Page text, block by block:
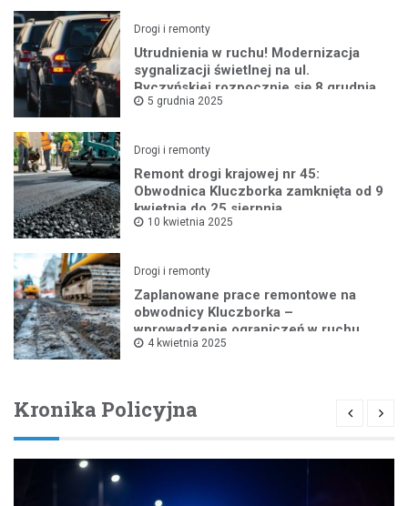
Drogi i remonty
Utrudnienia w ruchu! Modernizacja
sygnalizacji świetlnej na ul.
Byczyńskiej rozpocznie się 8 grudnia
5 grudnia 2025
Drogi i remonty
Remont drogi krajowej nr 45:
Obwodnica Kluczborka zamknięta od 9
kwietnia do 25 sierpnia
10 kwietnia 2025
Drogi i remonty
Zaplanowane prace remontowe na
obwodnicy Kluczborka –
wprowadzenie ograniczeń w ruchu
drogowym
4 kwietnia 2025
Kronika Policyjna